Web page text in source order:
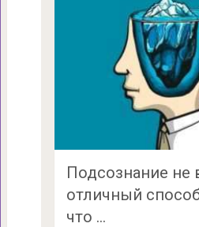
Подсознание не
отличный
что …